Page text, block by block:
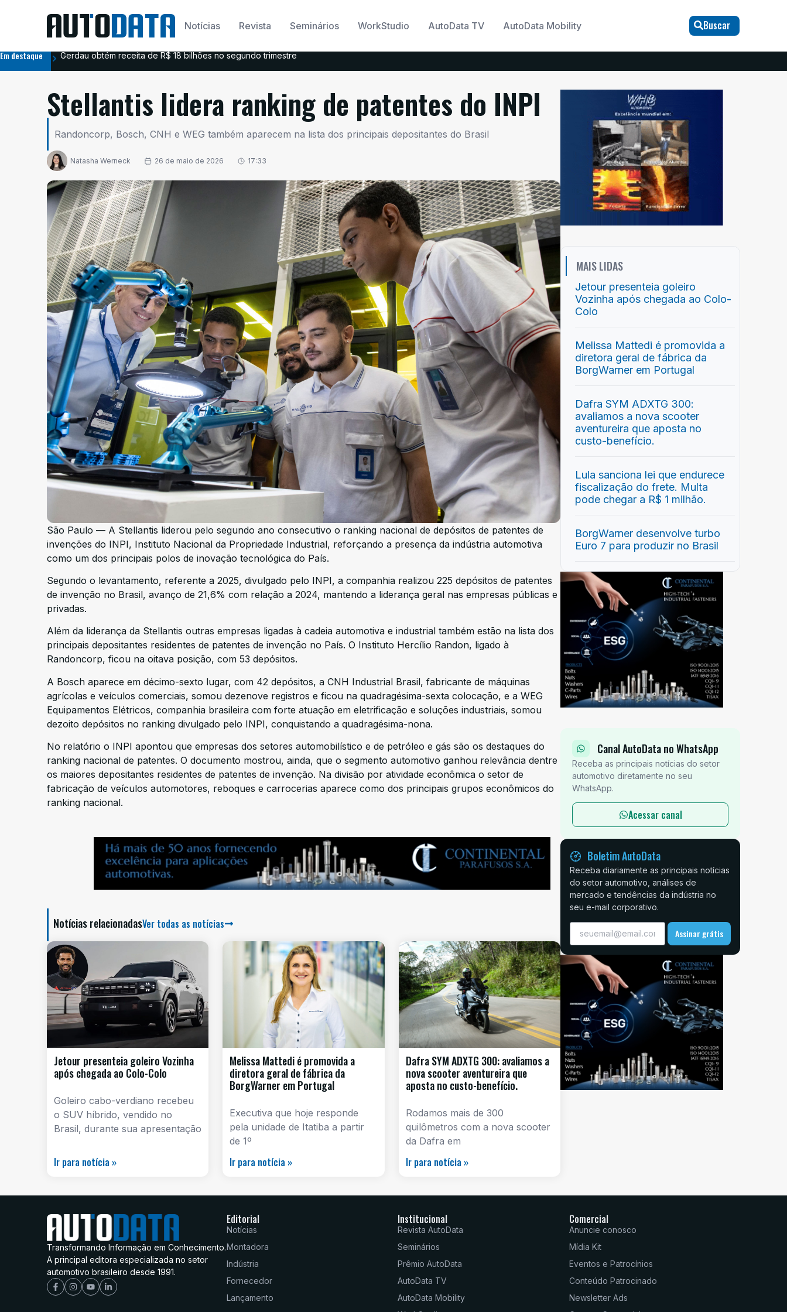
Notícias Revista Seminários WorkStudio AutoData TV AutoData Mobility Buscar
Em destaque Gerdau obtém receita de R$ 18 bilhões no segundo trimestre
Stellantis lidera ranking de patentes do INPI
Randoncorp, Bosch, CNH e WEG também aparecem na lista dos principais depositantes do Brasil
Natasha Werneck 26 de maio de 2026 17:33
São Paulo — A Stellantis liderou pelo segundo ano consecutivo o ranking nacional de depósitos de patentes de
invenções do INPI, Instituto Nacional da Propriedade Industrial, reforçando a presença da indústria automotiva
como um dos principais polos de inovação tecnológica do País.
Segundo o levantamento, referente a 2025, divulgado pelo INPI, a companhia realizou 225 depósitos de patentes
de invenção no Brasil, avanço de 21,6% com relação a 2024, mantendo a liderança geral nas empresas públicas e
privadas.
Além da liderança da Stellantis outras empresas ligadas à cadeia automotiva e industrial também estão na lista dos
principais depositantes residentes de patentes de invenção no País. O Instituto Hercílio Randon, ligado à
Randoncorp, ficou na oitava posição, com 53 depósitos.
A Bosch aparece em décimo-sexto lugar, com 42 depósitos, a CNH Industrial Brasil, fabricante de máquinas
agrícolas e veículos comerciais, somou dezenove registros e ficou na quadragésima-sexta colocação, e a WEG
Equipamentos Elétricos, companhia brasileira com forte atuação em eletrificação e soluções industriais, somou
dezoito depósitos no ranking divulgado pelo INPI, conquistando a quadragésima-nona.
No relatório o INPI apontou que empresas dos setores automobilístico e de petróleo e gás são os destaques do
ranking nacional de patentes. O documento mostrou, ainda, que o segmento automotivo ganhou relevância dentre
os maiores depositantes residentes de patentes de invenção. Na divisão por atividade econômica o setor de
fabricação de veículos automotores, reboques e carrocerias aparece como dos principais grupos econômicos do
ranking nacional.
Notícias relacionadasVer todas as notícias
Jetour presenteia goleiro Vozinha
após chegada ao Colo-Colo
Goleiro cabo-verdiano recebeu
o SUV híbrido, vendido no
Brasil, durante sua apresentação
Ir para notícia »
Melissa Mattedi é promovida a
diretora geral de fábrica da
BorgWarner em Portugal
Executiva que hoje responde
pela unidade de Itatiba a partir
de 1º
Ir para notícia »
Dafra SYM ADXTG 300: avaliamos a
nova scooter aventureira que
aposta no custo-benefício.
Rodamos mais de 300
quilômetros com a nova scooter
da Dafra em
Ir para notícia »
MAIS LIDAS
Jetour presenteia goleiro
Vozinha após chegada ao Colo-
Colo
Melissa Mattedi é promovida a
diretora geral de fábrica da
BorgWarner em Portugal
Dafra SYM ADXTG 300:
avaliamos a nova scooter
aventureira que aposta no
custo-benefício.
Lula sanciona lei que endurece
fiscalização do frete. Multa
pode chegar a R$ 1 milhão.
BorgWarner desenvolve turbo
Euro 7 para produzir no Brasil
Canal AutoData no WhatsApp
Receba as principais notícias do setor
automotivo diretamente no seu
WhatsApp.
Acessar canal
Boletim AutoData
Receba diariamente as principais notícias
do setor automotivo, análises de
mercado e tendências da indústria no
seu e-mail corporativo.
Assinar grátis
Transformando Informação em Conhecimento.
A principal editora especializada no setor
automotivo brasileiro desde 1991.
Editorial
Notícias
Montadora
Indústria
Fornecedor
Lançamento
Institucional
Revista AutoData
Seminários
Prêmio AutoData
AutoData TV
AutoData Mobility
Comercial
Anuncie conosco
Mídia Kit
Eventos e Patrocínios
Conteúdo Patrocinado
Newsletter Ads